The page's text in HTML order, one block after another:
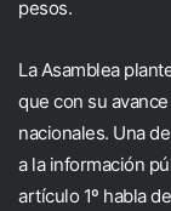
pesos.
La Asamblea
que con su
nacionales. Una
a la información
artículo 1º habla